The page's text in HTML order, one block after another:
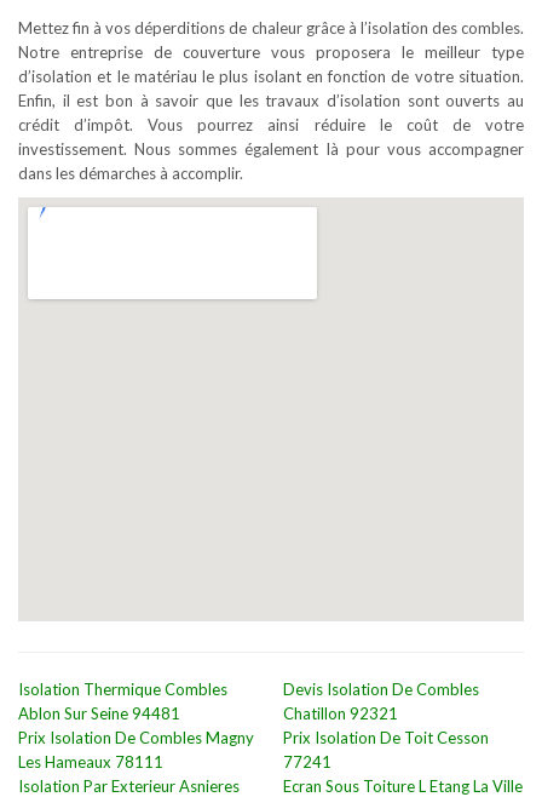
Mettez fin à vos déperditions de chaleur grâce à l’isolation des combles.
Notre entreprise de couverture vous proposera le meilleur type
d’isolation et le matériau le plus isolant en fonction de votre situation.
Enfin, il est bon à savoir que les travaux d’isolation sont ouverts au
crédit d’impôt. Vous pourrez ainsi réduire le coût de votre
investissement. Nous sommes également là pour vous accompagner
dans les démarches à accomplir.
Isolation Thermique Combles
Ablon Sur Seine 94481
Prix Isolation De Combles Magny
Les Hameaux 78111
Isolation Par Exterieur Asnieres
Devis Isolation De Combles
Chatillon 92321
Prix Isolation De Toit Cesson
77241
Ecran Sous Toiture L Etang La Ville